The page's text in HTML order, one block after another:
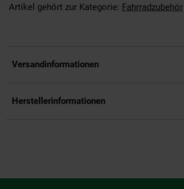
Artikel gehört zur Kategorie: Fahrradzubehör
Versandinformationen
Herstellerinformationen